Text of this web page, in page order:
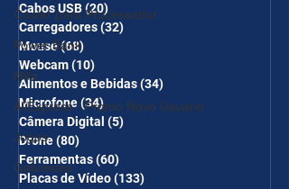
Cooler para Processador
Power Bank
Mifa
AliExpress - Promo Novo Usuário
Jogos
Gabinetes
Cabos USB(20) 20 posts
Carregadores(32)
Mouse(68)
Webcam(10)
Alimentos e Bebidas(34)
Microfone(34)34 posts
Câmera Digital (5)
Drone(80)
Ferramentas(60)
Placas de Vídeo(133)